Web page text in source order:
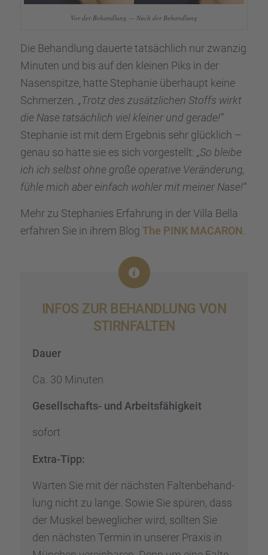
Vor der Behand­lung — Nach der Behand­lung
Die Behand­lung dauerte tatsäch­lich nur zwanzig
Minuten und bis auf den kleinen Piks in der
Nasen­spitze, hatte Stepha­nie überhaupt keine
Schmer­zen. „Trotz des zusätz­li­chen Stoffs wirkt
die Nase tatsäch­lich viel kleiner und gerade!“
Stepha­nie ist mit dem Ergeb­nis sehr glück­lich –
genau so hatte sie es sich vorge­stellt: „So bleibe
ich ich selbst ohne große opera­tive Verän­de­rung,
fühle mich aber einfach wohler mit meiner Nase!“
Mehr zu Stepha­nies Erfah­rung in der Villa Bella
erfah­ren Sie in ihrem Blog The PINK MACARON
INFOS ZUR BEHAND­LUNG VON
STIRN­FAL­TEN
Dauer
Ca. 30 Minuten
Gesell­schafts- und Arbeits­fä­hig­keit
sofort
Extra-Tipp:
Warten Sie mit der nächs­ten Falten­be­hand­
lung nicht zu lange. Sowie Sie spüren, dass
der Muskel beweg­li­cher wird, sollten Sie
den nächs­ten Termin in unserer Praxis in